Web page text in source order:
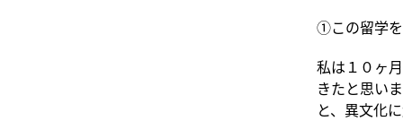
①この留学
私は１０ヶ
きたと思い
と、異文化